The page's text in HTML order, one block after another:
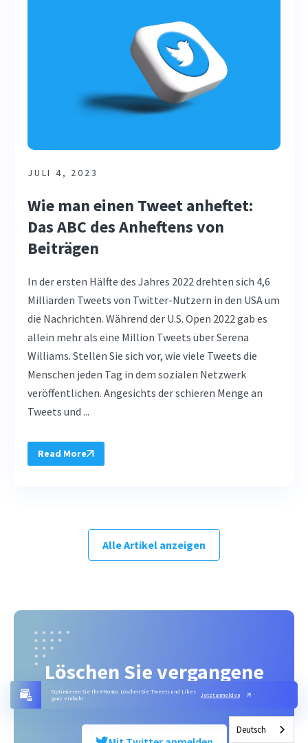
Optimieren Sie Ihr X-Konto. Löschen Sie Tweets und Likes
ganz einfach!
Jetzt anmelden
JULI 4, 2023
Wie man einen Tweet anheftet:
Das ABC des Anheftens von
Beiträgen
In der ersten Hälfte des Jahres 2022 drehten sich 4,6
Milliarden Tweets von Twitter-Nutzern in den USA um
die Nachrichten. Während der U.S. Open 2022 gab es
allein mehr als eine Million Tweets über Serena
Williams. Stellen Sie sich vor, wie viele Tweets die
Menschen jeden Tag in dem sozialen Netzwerk
veröffentlichen. Angesichts der schieren Menge an
Tweets und ...
Read More
Alle Artikel anzeigen
Löschen Sie vergangene
Tweets mit einem Klick
Deutsch